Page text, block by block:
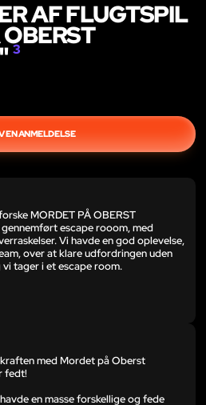
AF FLUGTSPIL
3
EN ANMELDELSE
MORDET PÅ OBERST
gennemført escape rooom, med
Vi havde en god oplevelse,
over at klare udfordringen uden
tager i et escape room.
med Mordet på Oberst
fedt!
en masse forskellige og fede